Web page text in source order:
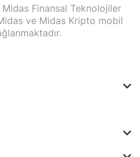
Finansal Teknolojiler
ve Midas Kripto mobil